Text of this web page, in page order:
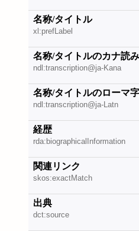
名称/タイトル
xl:prefLabel
名称/タイトルのカナ読み
ndl:transcription@ja-Kana
名称/タイトルのローマ
ndl:transcription@ja-Latn
経歴
rda:biographicalInformation
関連リンク
skos:exactMatch
出典
dct:source